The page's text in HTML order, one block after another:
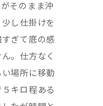
そのまま沖
し仕掛けを
ぎて底の感
。仕方なく
場所に移動
キロ程ある